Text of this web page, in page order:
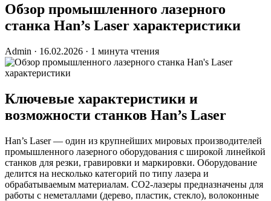
Обзор промышленного лазерного
станка Han’s Laser характеристики
Admin · 16.02.2026 · 1 минута чтения
Ключевые характеристики и
возможности станков Han’s Laser
Han’s Laser — один из крупнейших мировых производителей
промышленного лазерного оборудования с широкой линейкой
станков для резки, гравировки и маркировки. Оборудование
делится на несколько категорий по типу лазера и
обрабатываемым материалам. CO2-лазеры предназначены для
работы с неметаллами (дерево, пластик, стекло), волоконные